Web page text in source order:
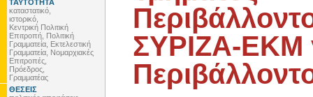
ΤΑΥΤΟΤΗΤΑ
καταστατικό,
ιστορικό,
Κεντρική Πολιτική
Επιτροπή, Πολιτική
Γραμματεία, Εκτελεστική
Γραμματεία, Νομαρχιακές
Επιτροπές,
Πρόεδρος,
Γραμματέας
ΘΕΣΕΙΣ
ΣΥΡΙΖΑ-ΕΚΜ